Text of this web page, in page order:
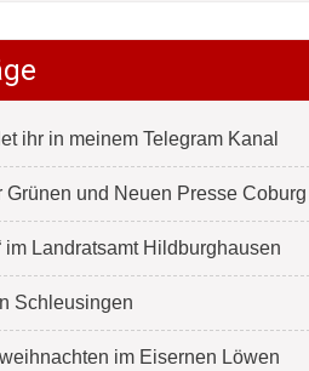
ihr in meinem Telegram Kanal
Grünen und Neuen Presse
im Landratsamt Hildburghausen
Schleusingen
im Eisernen Löwen